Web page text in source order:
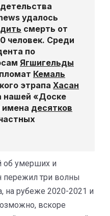
удалось
смерть от
человек. Среди
по
Ягшигельды
Кемаль
этрапа Хасан
нашей «Доске
десятков
об умерших и
пережил три волны
на рубеже 2020-2021 и
вскоре